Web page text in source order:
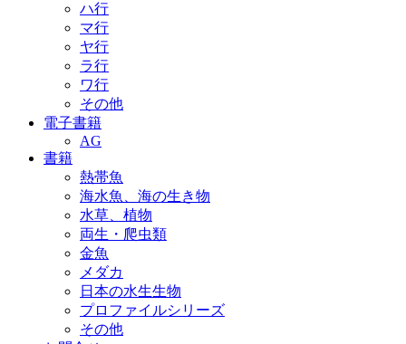
ハ行
マ行
ヤ行
ラ行
ワ行
その他
電子書籍
AG
書籍
熱帯魚
海水魚、海の生き物
水草、植物
両生・爬虫類
金魚
メダカ
日本の水生生物
プロファイルシリーズ
その他